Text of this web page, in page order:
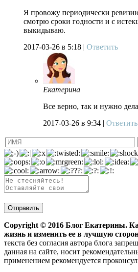
Я провожу периодически
смотрю сроки годности и с
выкидываю.
2017-03-26 в 5:18 | Ответить
Екатерина
Все верно, так и нужно
2017-03-26 в 9:34 | Ответить
Copyright © 2016 Блог Екатерины.
жизнь и изменить ее в лучшую
текста без согласия автора блога
данная на сайте, носит
применением рекомендуется